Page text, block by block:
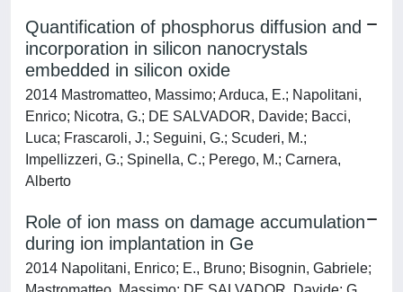
Quantification of phosphorus diffusion and
incorporation in silicon nanocrystals
embedded in silicon oxide
2014 Mastromatteo, Massimo; Arduca, E.; Napolitani,
Enrico; Nicotra, G.; DE SALVADOR, Davide; Bacci,
Luca; Frascaroli, J.; Seguini, G.; Scuderi, M.;
Impellizzeri, G.; Spinella, C.; Perego, M.; Carnera,
Alberto
Role of ion mass on damage accumulation
during ion implantation in Ge
2014 Napolitani, Enrico; E., Bruno; Bisognin, Gabriele;